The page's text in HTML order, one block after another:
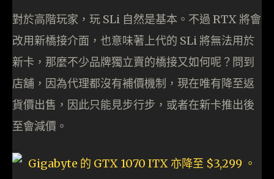
對於高階玩家，玩 SLi 自然是基本。不過 RTX 將會
改用新橋接介面，也意味著上代的 SLi 將無法用於
新卡，那麼不少品牌獨立賣的橋接又如何呢？問到
店舖，因為代理都沒有補價機制，現在唯有降至返
貨價出售，因此只能見步行步，或者在新卡推出後
至會減價。